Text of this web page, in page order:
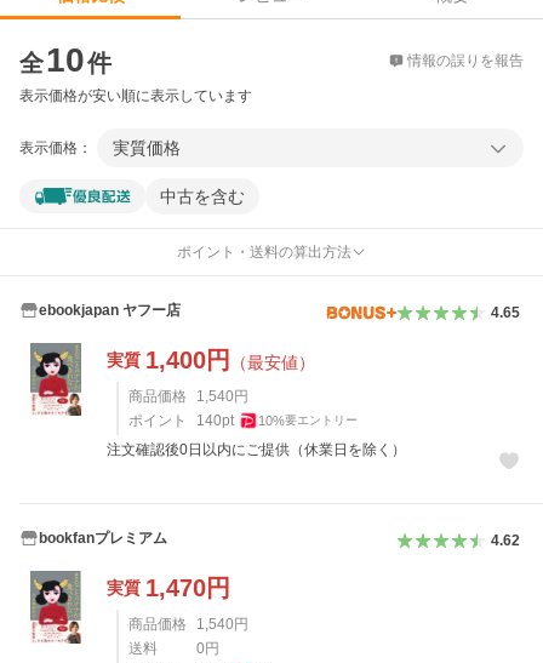
全10件 情報の誤りを報告
表示価格が安い順に表示しています
表示価格： 実質価格
中古を含む
ポイント・送料の算出方法
ebookjapan ヤフー店 4.65
実質 1,400円 （最安値）
商品価格 1,540 円
ポイント
140pt 10%要エントリー
注文確認後0日以内にご提供（休業日を除く）
bookfanプレミアム 4.62
実質 1,470円
商品価格 1,540 円
送料
0 円